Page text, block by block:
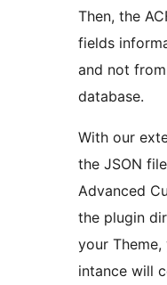
Then, the
fields
and not
database.
With our
the JSON
Advanced
the plugin
your Theme,
intance will